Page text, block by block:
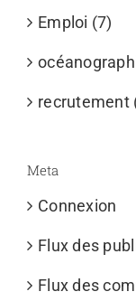
Emploi (7)
recrutement
Meta
Connexion
Flux des
Flux des